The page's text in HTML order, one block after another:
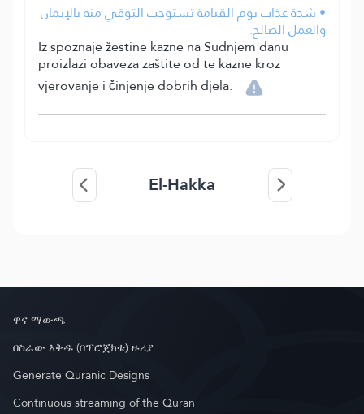
• شدة عذاب يوم القيامة تستوجب التوقي منه بالإيمان
والعمل الصالح.
Iz spoznaje žestine kazne na Sudnjem danu
proizlazi obaveza zaštite od te kazne kroz
vjerovanje i činjenje dobrih djela.
El-Hakka
ዋና ማውጫ
በስራው እቅዱ (በፕሮጀክቱ) ዙሪያ
Generate Quranic Designs
Continuous streaming of the Quran